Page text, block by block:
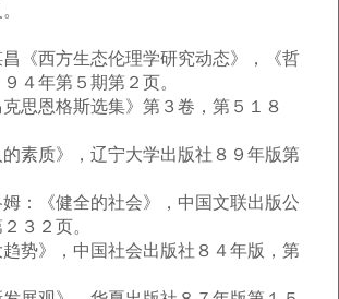
西方生态伦理学研究动态》，《哲
４年第５期第２页。
恩格斯选集》第３卷，第５１８
质》，辽宁大学出版社８９年版第
《健全的社会》，中国文联出版公
３２页。
》，中国社会出版社８４年版，第